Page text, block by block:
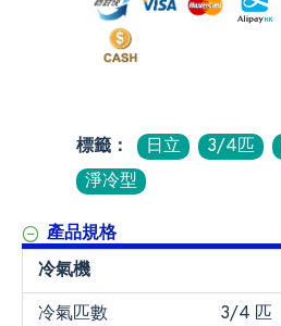
標籤： 日立 3/4匹
淨冷型
產品規格
冷氣機
冷氣匹數
3/4 匹